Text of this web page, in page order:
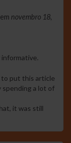
em novembro 18,
to put this article
spending a lot of
it was still